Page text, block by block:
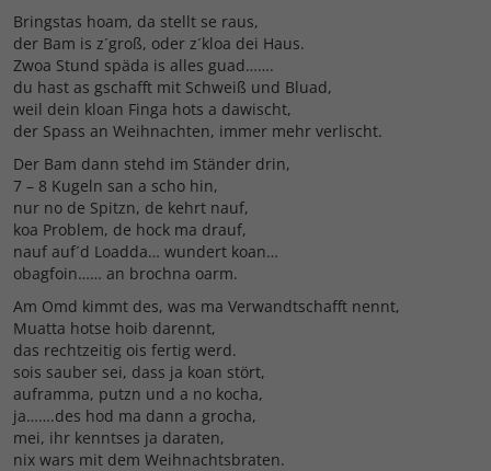
Bringstas hoam, da stellt se raus,
der Bam is z´groß, oder z´kloa dei Haus.
Zwoa Stund späda is alles guad…….
du hast as gschafft mit Schweiß und Bluad,
weil dein kloan Finga hots a dawischt,
der Spass an Weihnachten, immer mehr verlischt.
Der Bam dann stehd im Ständer drin,
7 – 8 Kugeln san a scho hin,
nur no de Spitzn, de kehrt nauf,
koa Problem, de hock ma drauf,
nauf auf´d Loadda… wundert koan…
obagfoin…… an brochna oarm.
Am Omd kimmt des, was ma Verwandtschafft nennt,
Muatta hotse hoib darennt,
das rechtzeitig ois fertig werd.
sois sauber sei, dass ja koan stört,
auframma, putzn und a no kocha,
ja…….des hod ma dann a grocha,
mei, ihr kenntses ja daraten,
nix wars mit dem Weihnachtsbraten.